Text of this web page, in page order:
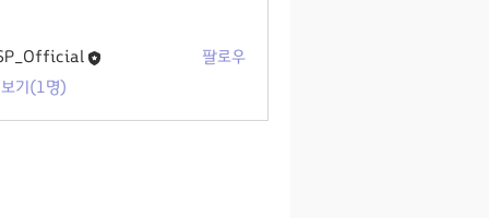
팔로우
기(1명)